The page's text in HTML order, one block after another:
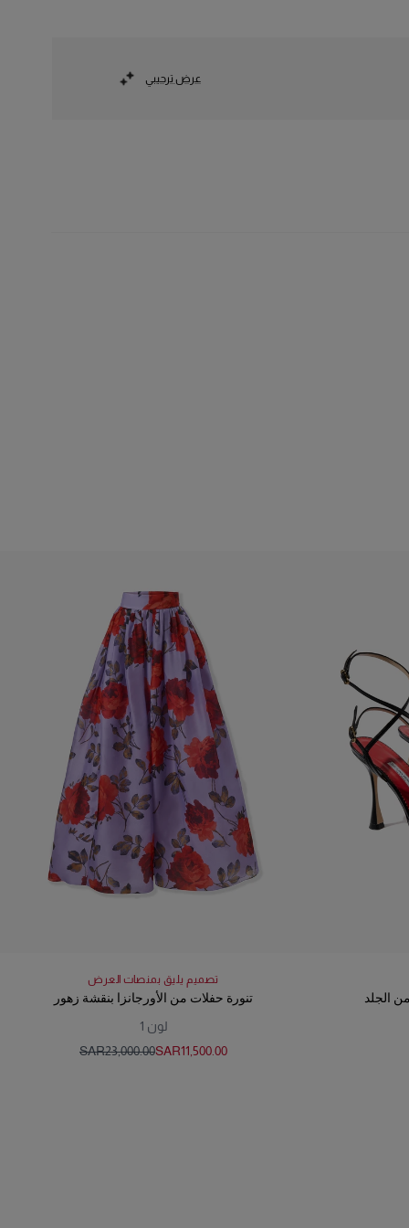
عرض ترحيبي
تصميم يليق بمنصات العرض
تنورة حفلات من الأورجانزا بنقشة زهور
1 لون
SAR‌23,000.00SAR‌11,500.00
الجلد